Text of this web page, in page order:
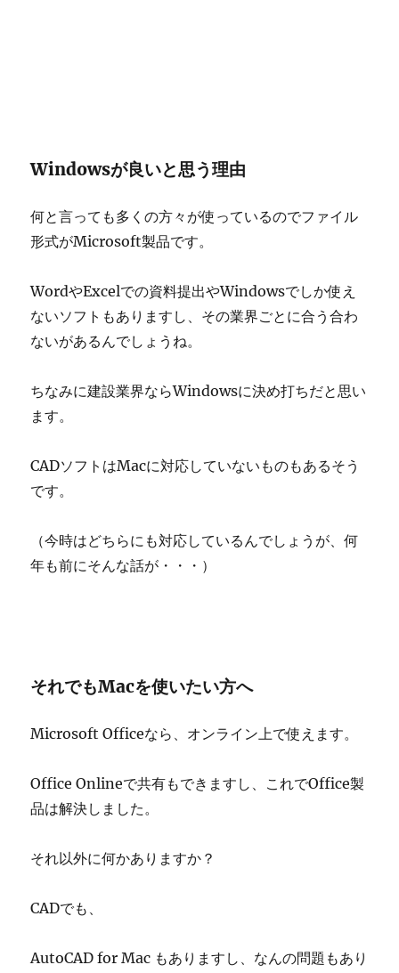
Windowsが良いと思う理由
何と言っても多くの方々が使っているのでファイル
形式がMicrosoft製品です。
WordやExcelでの資料提出やWindowsでしか使え
ないソフトもありますし、その業界ごとに合う合わ
ないがあるんでしょうね。
ちなみに建設業界ならWindowsに決め打ちだと思い
ます。
CADソフトはMacに対応していないものもあるそう
です。
（今時はどちらにも対応しているんでしょうが、何
年も前にそんな話が・・・）
それでもMacを使いたい方へ
Microsoft Officeなら、オンライン上で使えます。
Office Onlineで共有もできますし、これでOffice製
品は解決しました。
それ以外に何かありますか？
CADでも、
AutoCAD for Mac もありますし、なんの問題もあり